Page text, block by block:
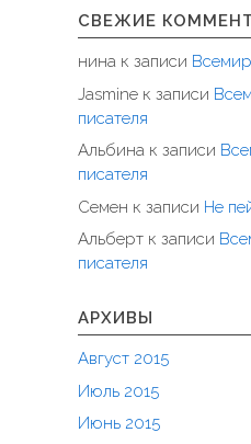
СВЕЖИЕ
нина к записи
Jasmine к записи
писателя
Альбина к записи
писателя
Семен к записи Не
Альберт к записи
писателя
АРХИВЫ
Август 2015
Июль 2015
Июнь 2015